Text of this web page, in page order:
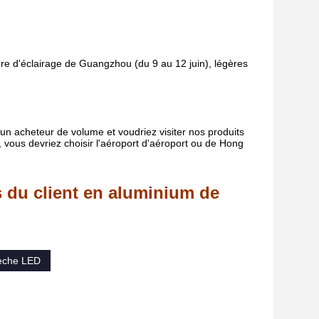
d'éclairage de Guangzhou (du 9 au 12 juin), légères
acheteur de volume et voudriez visiter nos produits
devriez choisir l'aéroport d'aéroport ou de Hong
du client en aluminium de
LED